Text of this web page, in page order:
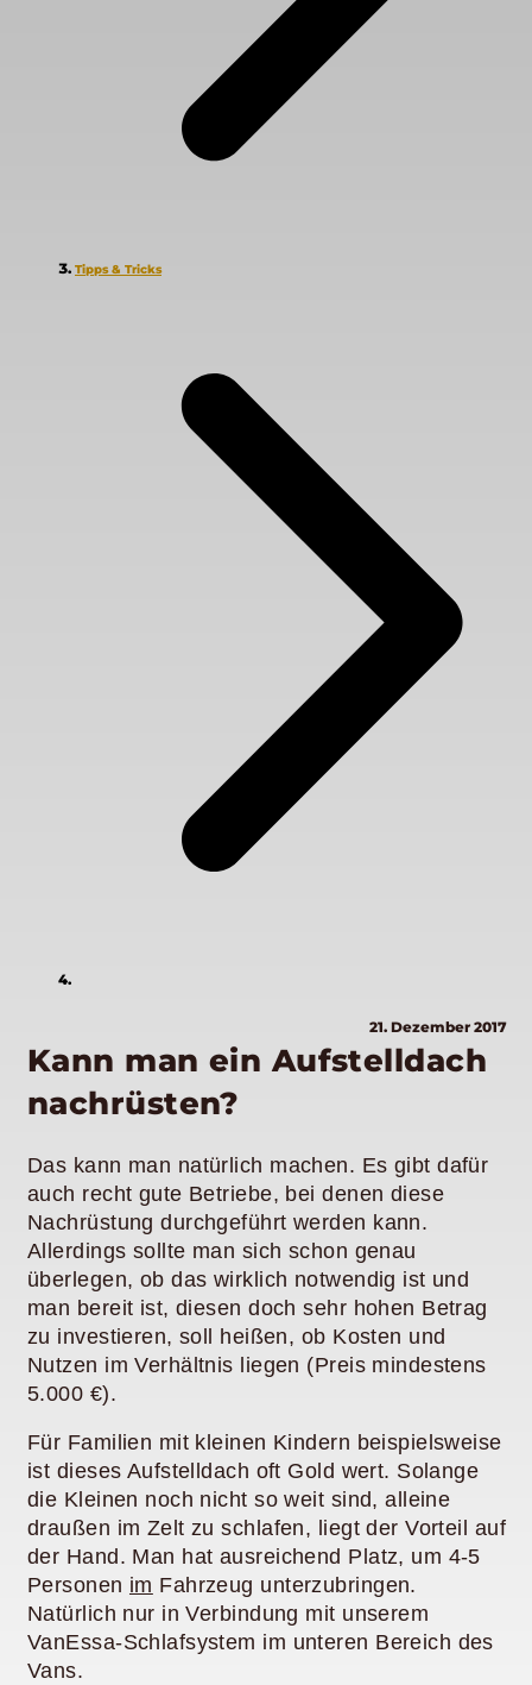
Tipps & Tricks
21. Dezember 2017
Kann man ein Aufstelldach
nachrüsten?
Das kann man natürlich machen. Es gibt dafür
auch recht gute Betriebe, bei denen diese
Nachrüstung durchgeführt werden kann.
Allerdings sollte man sich schon genau
überlegen, ob das wirklich notwendig ist und
man bereit ist, diesen doch sehr hohen Betrag
zu investieren, soll heißen, ob Kosten und
Nutzen im Verhältnis liegen (Preis mindestens
5.000 €).
Für Familien mit kleinen Kindern beispielsweise
ist dieses Aufstelldach oft Gold wert. Solange
die Kleinen noch nicht so weit sind, alleine
draußen im Zelt zu schlafen, liegt der Vorteil auf
der Hand. Man hat ausreichend Platz, um 4-5
Personen im Fahrzeug unterzubringen.
Natürlich nur in Verbindung mit unserem
VanEssa-Schlafsystem im unteren Bereich des
Vans.